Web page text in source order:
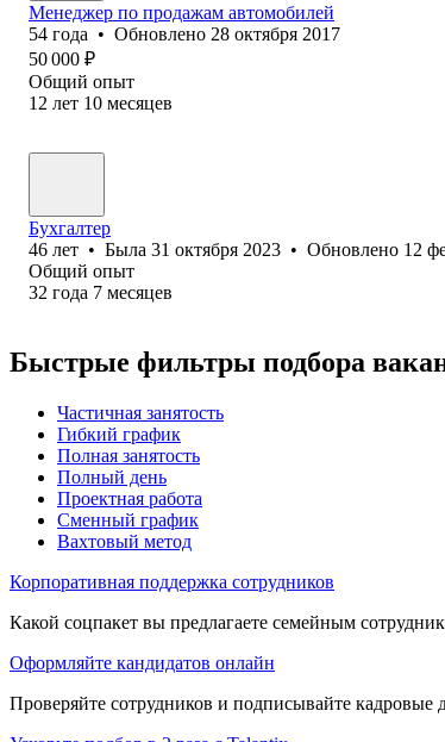
Менеджер по продажам автомобилей
54 года • Обновлено 28 октября 2017
50 000 ₽
Общий опыт
12 лет 10 месяцев
Бухгалтер
46 лет • Была 31 октября 2023 • Обновлено 12
Общий опыт
32 года 7 месяцев
Быстрые фильтры подбора
Частичная занятость
Гибкий график
Полная занятость
Полный день
Проектная работа
Сменный график
Вахтовый метод
Корпоративная поддержка сотрудников
Какой соцпакет вы предлагаете семейным
Оформляйте кандидатов онлайн
Проверяйте сотрудников и подписывайте кадровые